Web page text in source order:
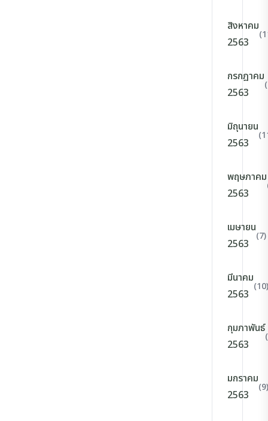
สิงหาคม
2563
กรกฎาคม
2563
มิถุนายน
2563
พฤษภาคม
2563
เมษายน
2563
(7)
มีนาคม
2563
(10)
กุมภาพันธ์
2563
มกราคม
2563
(9)